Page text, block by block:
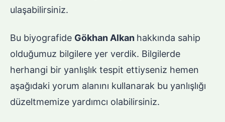
ulaşabilirsiniz.
Bu biyografide Gökhan Alkan hakkında sahip
olduğumuz bilgilere yer verdik. Bilgilerde
herhangi bir yanlışlık tespit ettiyseniz hemen
aşağıdaki yorum alanını kullanarak bu yanlışlığı
düzeltmemize yardımcı olabilirsiniz.